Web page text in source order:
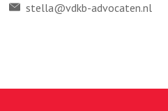
stella@vdkb-advocaten.nl